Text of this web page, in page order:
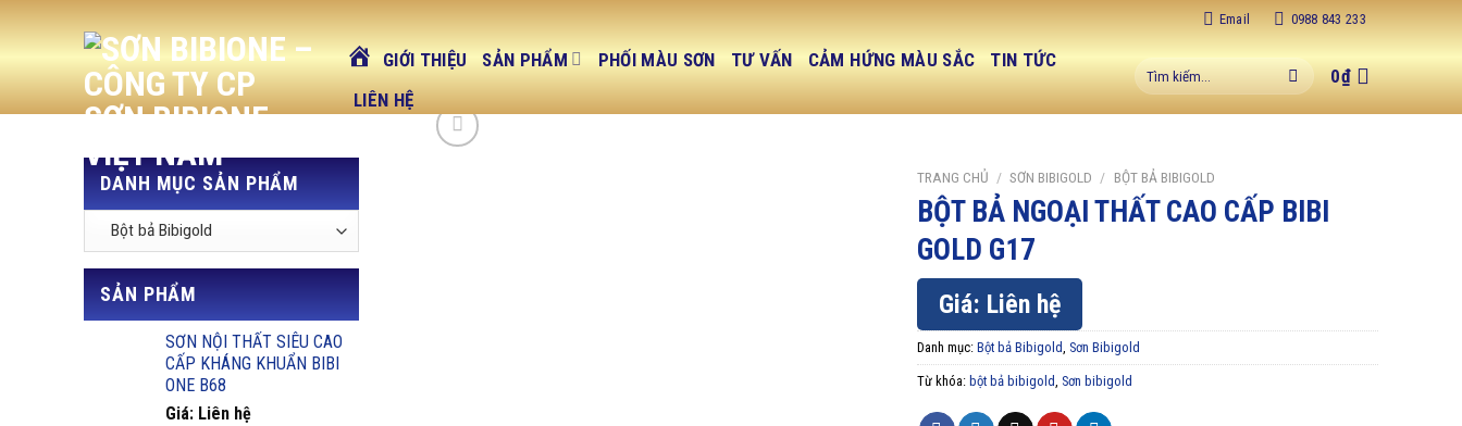
Email 0988 843 233
GIỚI THIỆU SẢN PHẨM PHỐI MÀU SƠN TƯ VẤN CẢM HỨNG MÀU SẮC
TIN TỨC
LIÊN HỆ
kiếm:
0₫
DANH MỤC SẢN PHẨM
SẢN PHẨM
SƠN NỘI THẤT SIÊU CAO
CẤP KHÁNG KHUẨN BIBI
ONE B68
Giá: Liên hệ
TRANG CHỦ / SƠN BIBIGOLD / BỘT BẢ BIBIGOLD
BỘT BẢ NGOẠI THẤT CAO CẤP BIBI
GOLD G17
Giá: Liên hệ
Danh mục:Bột bả Bibigold Sơn Bibigold
Từ khóa: bột bả bibigold Sơn bibigold